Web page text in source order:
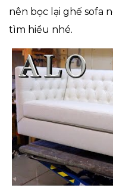
nên bọc lại ghế sofa
tìm hiểu nhé.